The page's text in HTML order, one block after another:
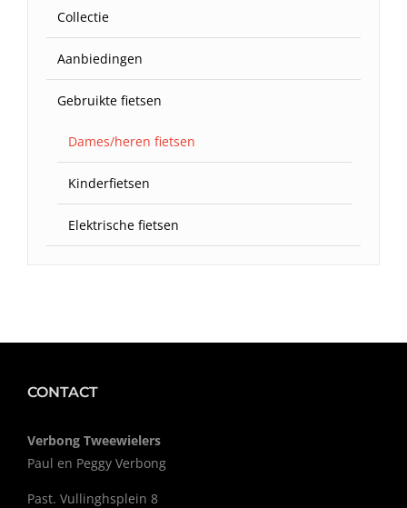
Collectie
Aanbiedingen
Gebruikte fietsen
Dames/heren fietsen
Kinderfietsen
Elektrische fietsen
CONTACT
Verbong Tweewielers
Paul en Peggy Verbong
Past. Vullinghsplein 8